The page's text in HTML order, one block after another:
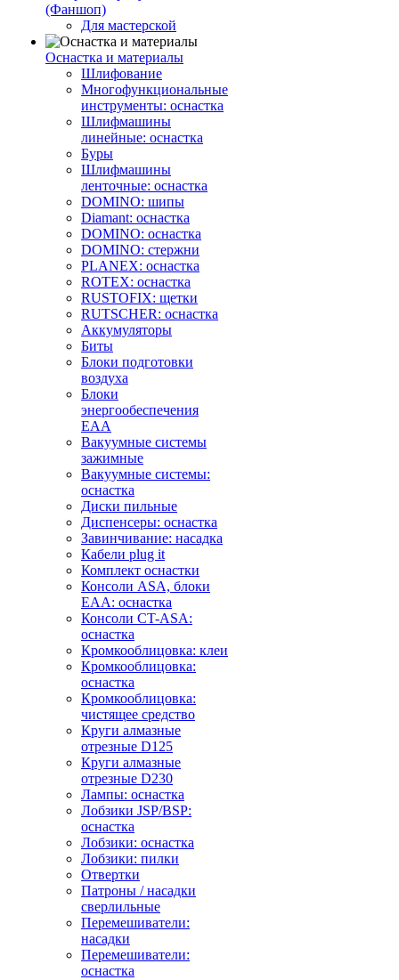
(Фаншоп)
Для мастерской
Оснастка и материалы
Шлифование
Многофункциональные
инструменты: оснастка
Шлифмашины
линейные: оснастка
Буры
Шлифмашины
ленточные: оснастка
DOMINO: шипы
Diamant: оснастка
DOMINO: оснастка
DOMINO: стержни
PLANEX: оснастка
ROTEX: оснастка
RUSTOFIX: щетки
RUTSCHER: оснастка
Аккумуляторы
Биты
Блоки подготовки
воздуха
Блоки
энергообеспечения
EAA
Вакуумные системы
зажимные
Вакуумные системы:
оснастка
Диски пильные
Диспенсеры: оснастка
Завинчивание: насадка
Кабели plug it
Комплект оснастки
Консоли ASA, блоки
EAA: оснастка
Консоли CT-ASA:
оснастка
Кромкооблицовка: клеи
Кромкооблицовка:
оснастка
Кромкооблицовка:
чистящее средство
Круги алмазные
отрезные D125
Круги алмазные
отрезные D230
Лампы: оснастка
Лобзики JSP/BSP:
оснастка
Лобзики: оснастка
Лобзики: пилки
Отвертки
Патроны / насадки
сверлильные
Перемешиватели:
насадки
Перемешиватели:
оснастка